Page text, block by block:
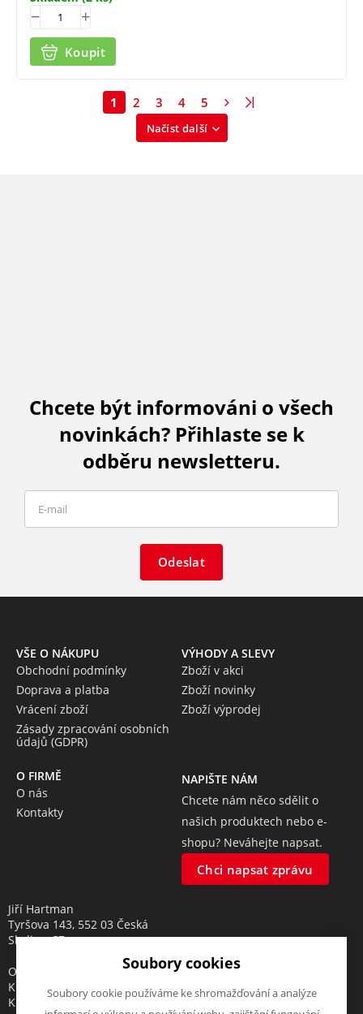
Koupit
Načíst další
1 2 3 4 5
Chcete být informováni o všech
novinkách? Přihlaste se k
odběru newsletteru.
Odeslat
VŠE O NÁKUPU
Obchodní podmínky
Doprava a platba
Vrácení zboží
Zásady zpracování osobních
údajů (GDPR)
VÝHODY A SLEVY
Zboží v akci
Zboží novinky
Zboží výprodej
O FIRMĚ
O nás
Kontakty
NAPIŠTE NÁM
Chcete nám něco sdělit o
našich produktech nebo e-
shopu? Neváhejte napsat.
Chci napsat zprávu
Jiří Hartman
Tyršova 143, 552 03 Česká
Skalice, CZ
Obchodní rejstřík vedený u
Krajského soudu v Hradci
Králové, oddíl A, vložka 18553
Soubory cookies
Soubory cookie používáme ke shromažďování a analýze